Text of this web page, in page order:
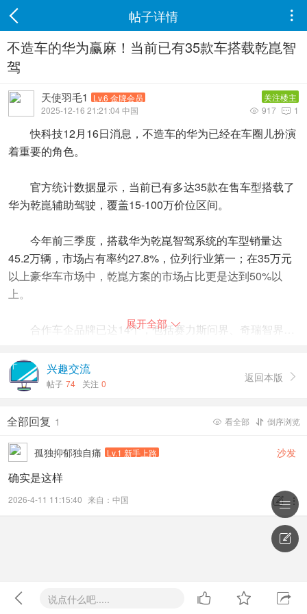
帖子详情 
不造车的华为赢麻！当前已有35款车搭载乾崑智
驾
天使羽毛1 Lv.6 金牌会员
关注楼主
2025-12-16 21:21:04 中国
 1
 917
快科技12月16日消息，不造车的华为已经在车圈儿扮演
着重要的角色。
官方统计数据显示，当前已有多达35款在售车型搭载了
华为乾崑辅助驾驶，覆盖15-100万价位区间。
今年前三季度，搭载华为乾崑智驾系统的车型销量达
45.2万辆，市场占有率约27.8%，位列行业第一；在35万元
以上豪华车市场中，乾崑方案的市场占比更是达到50%以
上。
合作车企品牌已达14个，包括赛力斯问界、奇瑞智界、
（岚图、猛士、奕境）、广汽（传祺向往、启境）、北汽极
狐、比亚迪（方程豹）、奥迪。
值得一提的是，明年华为乾崑朋友圈儿还将进一步扩
合作者也将一一浮出水面。
数据显示，截至11月底，搭载华为乾崑辅助驾驶的汽车
保有量超100万台，行驶总里程达63.8亿公里，光是11月就
新增了5.6亿公里，辅助驾驶活跃用户占比高达95.2%，远超
版、Max超阶版以及Ultra旗舰版四种版本。
展开全部 
兴趣交流
帖子 74 关注 0 返回本版 
 倒序浏览
 看全部
全部回复 1
孤独抑郁独自痛 Lv.1 新手上路 沙发
确实是这样
2026-4-11 11:15:40 来自：中国  
 说点什么吧.....   

